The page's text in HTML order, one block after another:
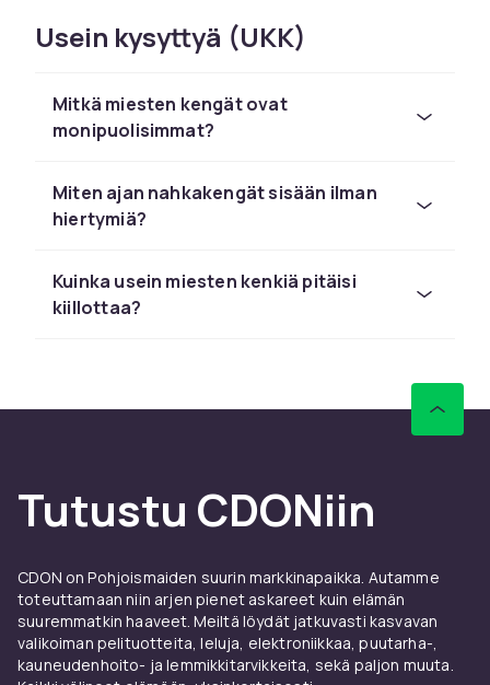
yhdistää kestävän laadun ja modernin
muotoilun. Nopea toimitus ja turvallinen
Kesäkengät, jotka pitävät
Ilmavatsandaalit ja espadrillot
shortsehin ja chinoseihin.
suojaavat kivikkoisilla rannoilla.
Maiharit ja bootsitpitävät jalat lämpiminä.
ovat välttämättömät sateella.
Arkimukavuutta ja klassista
eleganssia
Lenkkaritovat suosituin kategoria ja sopivat
kaikkeen.Loaferit tarjoavat pukeutuneemman
lookin. Täydennäpohjallisillamukavuuden
Usein kysyttyä (UKK)
Mitkä miesten kengät ovat
monipuolisimmat?
Miten ajan nahkakengät sisään ilman
hiertymiä?
Kuinka usein miesten kenkiä pitäisi
kiillottaa?
Tutustu CDONiin
CDON on Pohjoismaiden suurin markkinapaikka. Autamme
toteuttamaan niin arjen pienet askareet kuin elämän
suuremmatkin haaveet. Meiltä löydät jatkuvasti kasvavan
valikoiman pelituotteita, leluja, elektroniikkaa, puutarha-,
kauneudenhoito- ja lemmikkitarvikkeita, sekä paljon muuta.